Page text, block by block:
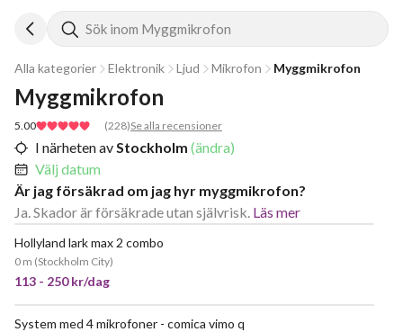
Sök inom Myggmikrofon
Alla kategorier Elektronik Ljud Mikrofon Myggmikrofon
5.00 (228)Se alla recensioner
Myggmikrofon
I närheten avStockholm (ändra)
Välj datum
Är jag försäkrad om jag hyr myggmikrofon?
Ja. Skador är försäkrade utan självrisk. Läs mer
Hollyland lark max 2 combo
0 m (Stockholm City)
113 - 250 kr/dag
System med 4 mikrofoner - comica vimo q